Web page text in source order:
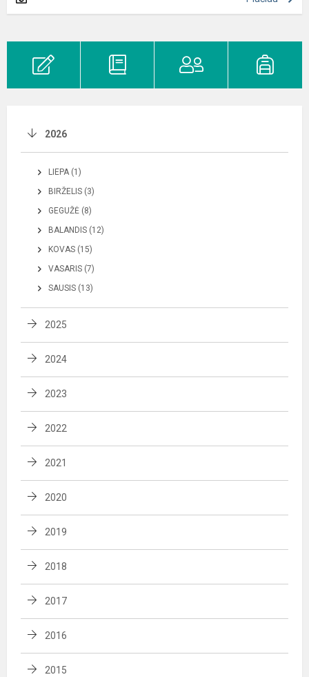
2026
LIEPA (1)
BIRŽELIS (3)
GEGUŽĖ (8)
BALANDIS (12)
KOVAS (15)
VASARIS (7)
SAUSIS (13)
2025
2024
2023
2022
2021
2020
2019
2018
2017
2016
2015